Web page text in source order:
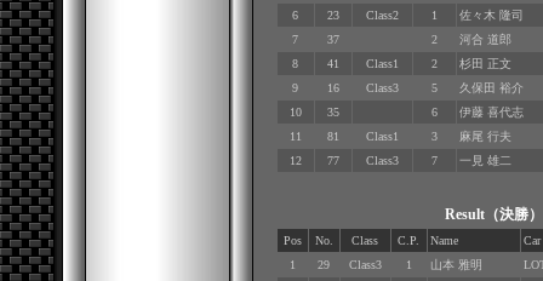
6
23 Class2 1
佐々木 隆司
7
37 2
河合 道郎
8
41 Class1 2
杉田 正文
9
16 Class3 5
久保田 裕介
10
35 6
伊藤 喜代志
11
81 Class1 3
麻尾 行夫
12
77 Class3 7 一見 雄二
Result（決
Pos No. Class C.P. Name
Car
1
29 Class3 1 山本 雅明